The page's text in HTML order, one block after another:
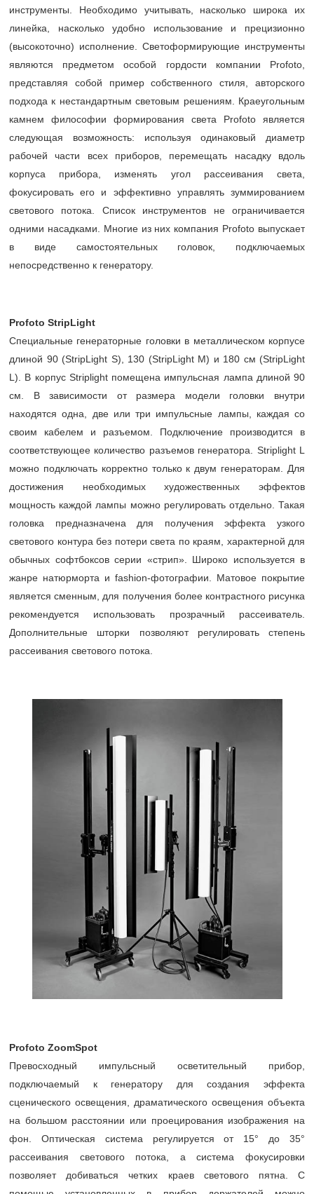
инструменты. Необходимо учитывать, насколько широка их
линейка, насколько удобно использование и прецизионно
(высокоточно) исполнение. Светоформирующие инструменты
являются предметом особой гордости компании Profoto,
представляя собой пример собственного стиля, авторского
подхода к нестандартным световым решениям. Краеугольным
камнем философии формирования света Profoto является
следующая возможность: используя одинаковый диаметр
рабочей части всех приборов, перемещать насадку вдоль
корпуса прибора, изменять угол рассеивания света,
фокусировать его и эффективно управлять зуммированием
светового потока. Список инструментов не ограничивается
одними насадками. Многие из них компания Profoto выпускает
в виде самостоятельных головок, подключаемых
непосредственно к генератору.
Profoto StripLight
Специальные генераторные головки в металлическом корпусе
длиной 90 (StripLight S), 130 (StripLight M) и 180 см (StripLight
L). В корпус Striplight помещена импульсная лампа длиной 90
см. В зависимости от размера модели головки внутри
находятся одна, две или три импульсные лампы, каждая со
своим кабелем и разъемом. Подключение производится в
соответствующее количество разъемов генератора. Striplight L
можно подключать корректно только к двум генераторам. Для
достижения необходимых художественных эффектов
мощность каждой лампы можно регулировать отдельно. Такая
головка предназначена для получения эффекта узкого
светового контура без потери света по краям, характерной для
обычных софтбоксов серии «стрип». Широко используется в
жанре натюрморта и fashion-фотографии. Матовое покрытие
является сменным, для получения более контрастного рисунка
рекомендуется использовать прозрачный рассеиватель.
Дополнительные шторки позволяют регулировать степень
рассеивания светового потока.
Profoto ZoomSpot
Превосходный импульсный осветительный прибор,
подключаемый к генератору для создания эффекта
сценического освещения, драматического освещения объекта
на большом расстоянии или проецирования изображения на
фон. Оптическая система регулируется от 15° до 35°
рассеивания светового потока, а система фокусировки
позволяет добиваться четких краев светового пятна. С